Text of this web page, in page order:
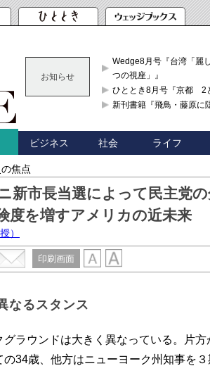
お知らせ
Wedge8月号『台湾「麗
つの視座」』
ひととき8月号『京都 2
新刊書籍『飛鳥・藤原に
ビジネス 社会 ライフ
焦点
新市長当選によって民主党
度を増すアメリカの近未来
）
印刷画面
なるスタンス
ラウンドは大きく異なっている。片方
34歳、他方はニューヨーク州知事を